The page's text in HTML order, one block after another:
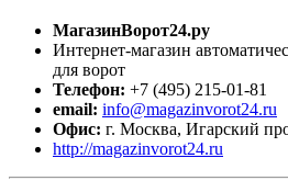
МагазинВорот24.ру
Интернет-магазин
для ворот
Телефон: +7 (495) 215-01-81
email: info@magazinvorot24.ru
Офис: г. Москва, Игарский
http://magazinvorot24.ru